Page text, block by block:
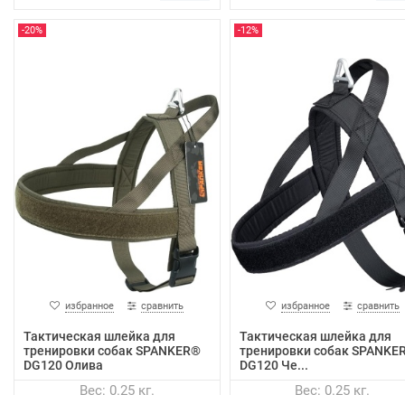
-20%
избранное сравнить
Тактическая шлейка для
тренировки собак SPANKER®
DG120 Олива
Вес: 0.25 кг.
-12%
избранное сравнить
Тактическая шлейка для
тренировки собак
DG120 Че...
Вес: 0.25 кг.